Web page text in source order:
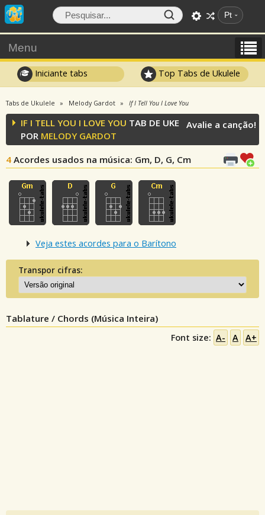
Pt
Menu
Iniciante tabs Top Tabs de Ukulele
Tabs de Ukulele Melody Gardot If I Tell You I Love You
IF I TELL YOU I LOVE YOU TAB DE UKE
POR MELODY GARDOT
4 Acordes usados na música: Gm, D, G, Cm
Avalie a canção!
Veja estes acordes para o Barítono
Transpor cifras:
Tablature / Chords (Música Inteira)
Font size: A- A A+